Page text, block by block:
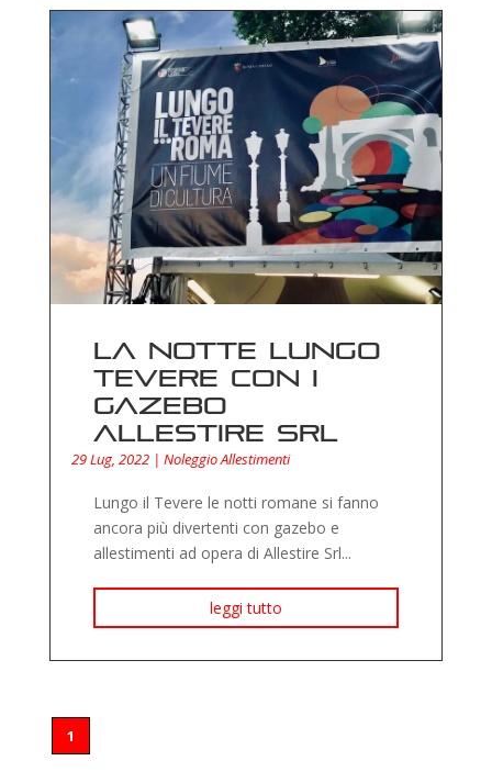
La notte lungo
Tevere con i
gazebo
Allestire Srl
29 Lug, 2022| Noleggio Allestimenti
Lungo il Tevere le notti romane si fanno
ancora più divertenti con gazebo e
allestimenti ad opera di Allestire Srl...
leggi tutto
1